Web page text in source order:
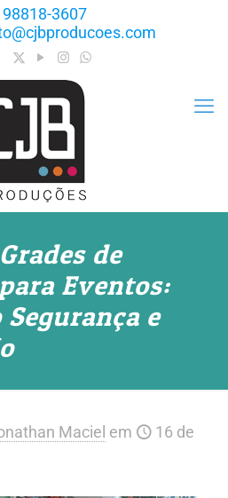
98818-3607
de
Eventos:
e
Maciel em
16 de